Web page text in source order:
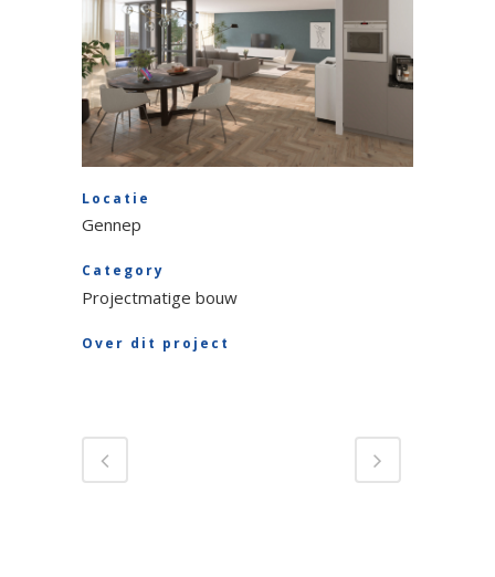
Locatie
Gennep
Category
Projectmatige bouw
Over dit project